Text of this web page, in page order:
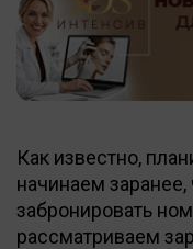
Как известно,
начинаем
забронировать
рассматриваем